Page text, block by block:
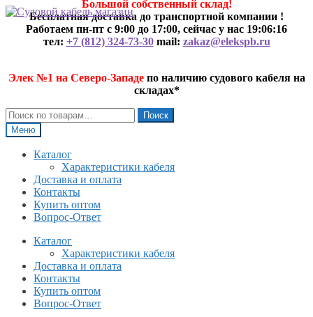
Перейти
навигации
Перейти
содержимому
Большой собственный склад!
Бесплатная доставка до транспортной компании !
Работаем пн-пт с 9:00 до 17:00, сейчас у нас 19:06:17
тел: +7 (812) 324-73-30mail: zakaz@elekspb.ru
Элек №1 на Северо-Западепо наличию судового кабеля на
складах*
Искать:
Поиск
Меню
Каталог
Характеристики кабеля
Доставка и оплата
Контакты
Купить оптом
Вопрос-Ответ
Каталог
Характеристики кабеля
Доставка и оплата
Контакты
Купить оптом
Вопрос-Ответ